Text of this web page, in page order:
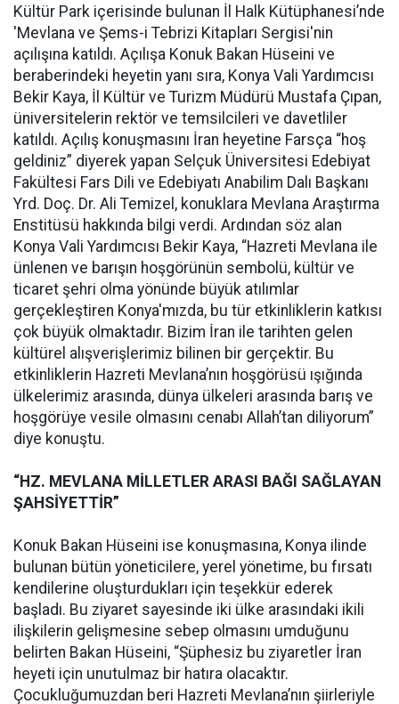
Kültür Park içerisinde bulunan İl Halk Kütüphanesi’nde
'Mevlana ve Şems-i Tebrizi Kitapları Sergisi'nin
açılışına katıldı. Açılışa Konuk Bakan Hüseini ve
beraberindeki heyetin yanı sıra, Konya Vali Yardımcısı
Bekir Kaya, İl Kültür ve Turizm Müdürü Mustafa Çıpan,
üniversitelerin rektör ve temsilcileri ve davetliler
katıldı. Açılış konuşmasını İran heyetine Farsça “hoş
geldiniz” diyerek yapan Selçuk Üniversitesi Edebiyat
Fakültesi Fars Dili ve Edebiyatı Anabilim Dalı Başkanı
Yrd. Doç. Dr. Ali Temizel, konuklara Mevlana Araştırma
Enstitüsü hakkında bilgi verdi. Ardından söz alan
Konya Vali Yardımcısı Bekir Kaya, “Hazreti Mevlana ile
ünlenen ve barışın hoşgörünün sembolü, kültür ve
ticaret şehri olma yönünde büyük atılımlar
gerçekleştiren Konya'mızda, bu tür etkinliklerin katkısı
çok büyük olmaktadır. Bizim İran ile tarihten gelen
kültürel alışverişlerimiz bilinen bir gerçektir. Bu
etkinliklerin Hazreti Mevlana’nın hoşgörüsü ışığında
ülkelerimiz arasında, dünya ülkeleri arasında barış ve
hoşgörüye vesile olmasını cenabı Allah’tan diliyorum”
diye konuştu.
“HZ. MEVLANA MİLLETLER ARASI BAĞI SAĞLAYAN
ŞAHSİYETTİR”
Konuk Bakan Hüseini ise konuşmasına, Konya ilinde
bulunan bütün yöneticilere, yerel yönetime, bu fırsatı
kendilerine oluşturdukları için teşekkür ederek
başladı. Bu ziyaret sayesinde iki ülke arasındaki ikili
ilişkilerin gelişmesine sebep olmasını umduğunu
belirten Bakan Hüseini, “Şüphesiz bu ziyaretler İran
heyeti için unutulmaz bir hatıra olacaktır.
Çocukluğumuzdan beri Hazreti Mevlana’nın şiirleriyle